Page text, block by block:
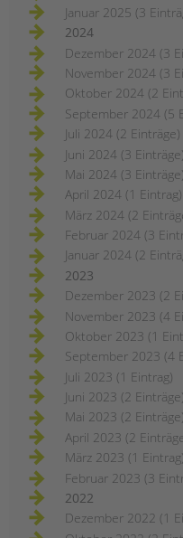
Januar 2025 (3
2024
Dezember 2024 (3
November 2024 (3
Oktober 2024 (2
September 2024 (5
Juli 2024 (2 Einträge)
Juni 2024 (3 Einträge)
Mai 2024 (3 Einträge)
April 2024 (1 Eintrag)
März 2024 (2
Februar 2024 (3
Januar 2024 (2
2023
Dezember 2023 (2
November 2023 (4
Oktober 2023 (1
September 2023 (4
Juli 2023 (1 Eintrag)
Juni 2023 (2 Einträge)
Mai 2023 (2 Einträge)
April 2023 (2
März 2023 (1 Eintrag)
Februar 2023 (3
2022
Dezember 2022 (1